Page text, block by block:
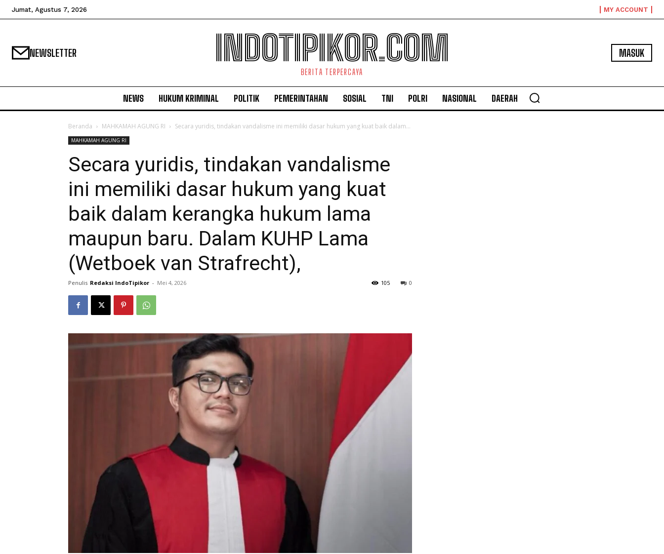
Jumat, Agustus 7, 2026 MY ACCOUNT
NEWSLETTER INDOTIPIKOR.COM
BERITA TERPERCAYA
MASUK
NEWS HUKUM KRIMINAL POLITIK PEMERINTAHAN SOSIAL TNI POLRI NASIONAL DAERAH
Beranda MAHKAMAH AGUNG RI Secara yuridis, tindakan vandalisme ini memiliki dasar hukum yang kuat baik dalam...
MAHKAMAH AGUNG RI
Secara yuridis, tindakan vandalisme
ini memiliki dasar hukum yang kuat
baik dalam kerangka hukum lama
maupun baru. Dalam KUHP Lama
(Wetboek van Strafrecht),
Penulis Redaksi IndoTipikor - Mei 4, 2026 0
105